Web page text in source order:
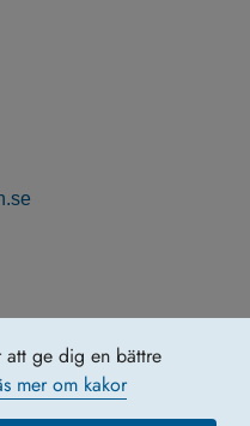
ge dig en bättre
mer om kakor